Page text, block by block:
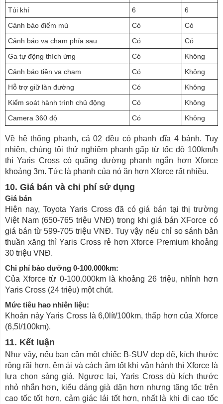
Túi khí
6
6
Cảnh báo điểm mù
Có
Có
Cảnh báo va chạm phía sau
Có
Có
Ga tự động thích ứng
Có
Không
Cảnh báo tiền va chạm
Có
Không
Hỗ trợ giữ làn đường
Có
Không
Kiểm soát hành trình chủ động
Có
Không
Camera 360 độ
Có Không
Về hệ thống phanh, cả 02 đều có phanh đĩa 4 bánh. Tuy
nhiên, chúng tôi thử nghiệm phanh gấp từ tốc độ 100km/h
thì Yaris Cross có quãng đường phanh ngắn hơn Xforce
khoảng 3m. Tức là phanh của nó ăn hơn Xforce rất nhiều.
10. Giá bán và chi phí sử dụng
Giá bán
Hiện nay, Toyota Yaris Cross đã có giá bán tại thị trường
Việt Nam (650-765 triệu VNĐ) trong khi giá bán XForce có
giá bán từ 599-705 triệu VNĐ. Tuy vậy nếu chỉ so sánh bản
thuần xăng thì Yaris Cross rẻ hơn Xforce Premium khoảng
30 triệu VNĐ.
Chi phí bảo dưỡng 0-100.000km:
Của Xforce từ 0-100.000km là khoảng 26 triệu, nhỉnh hơn
Yaris Cross (24 triệu) một chút.
Mức tiêu hao nhiên liệu:
Khoản này Yaris Cross là 6,0lít/100km, thấp hơn của Xforce
(6,5l/100km).
11. Kết luận
Như vậy, nếu bạn cần một chiếc B-SUV đẹp đẽ, kích thước
rộng rãi hơn, êm ái và cách âm tốt khi vận hành thì Xforce là
lựa chọn sáng giá. Ngược lại, Yaris Cross dù kích thước
nhỏ nhắn hơn, kiểu dáng già dặn hơn nhưng tăng tốc trên
cao tốc tốt hơn, cảm giác lái tốt hơn, nhất là khi đi cao tốc